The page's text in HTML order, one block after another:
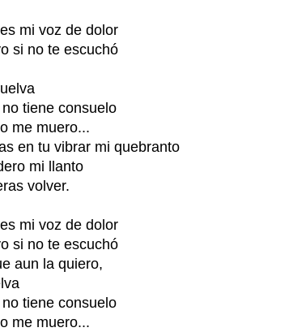
mi voz de dolor
si no te escuchó
tiene consuelo
me muero...
en tu vibrar mi quebranto
mi llanto
volver.
mi voz de dolor
si no te escuchó
aun la quiero,
tiene consuelo
me muero...